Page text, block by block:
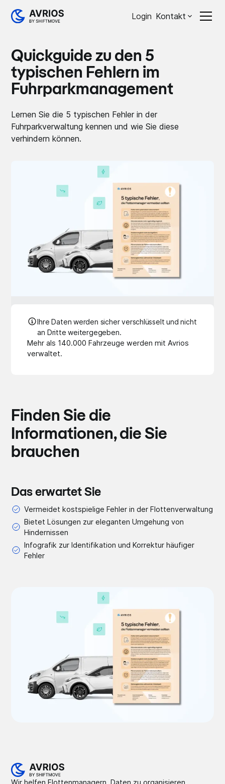
Login Kontakt
Quickguide zu den 5
typischen Fehlern im
Fuhrparkmanagement
Lernen Sie die 5 typischen Fehler in der
Fuhrparkverwaltung kennen und wie Sie diese
verhindern können.
Ihre Daten werden sicher verschlüsselt und nicht
an Dritte weitergegeben.
Mehr als 140.000 Fahrzeuge werden mit Avrios
verwaltet.
Finden Sie die
Informationen, die Sie
brauchen
Das erwartet Sie
Vermeidet kostspielige Fehler in der Flottenverwaltung
Bietet Lösungen zur eleganten Umgehung von
Hindernissen
Infografik zur Identifikation und Korrektur häufiger
Fehler
Wir helfen Flottenmanagern, Daten zu organisieren,